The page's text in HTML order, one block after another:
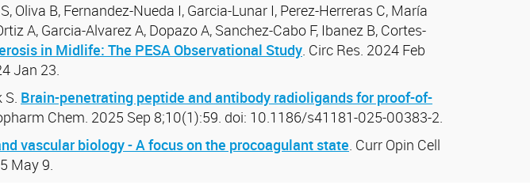
Oliva B, Fernandez-Nueda I, Garcia-Lunar I, Perez-Herreras C, María
A, Garcia-Alvarez A, Dopazo A, Sanchez-Cabo F, Ibanez B, Cortes-
in Midlife: The PESA Observational Study. Circ Res. 2024 Feb
Jan 23.
S. Brain-penetrating peptide and antibody radioligands for proof-of-
Chem. 2025 Sep 8;10(1):59. doi: 10.1186/s41181-025-00383-2.
vascular biology - A focus on the procoagulant state. Curr Opin Cell
May 9.